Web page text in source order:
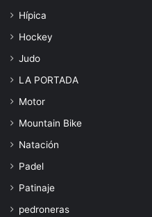
Hípica
Hockey
Judo
LA PORTADA
Motor
Mountain Bike
Natación
Padel
Patinaje
pedroneras